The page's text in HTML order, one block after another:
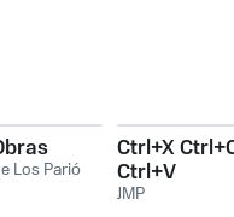
Los Parió
Ctrl+X
Ctrl+V
JMP